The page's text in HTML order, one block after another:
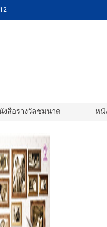
งสือรางวัลชมนาด หนั